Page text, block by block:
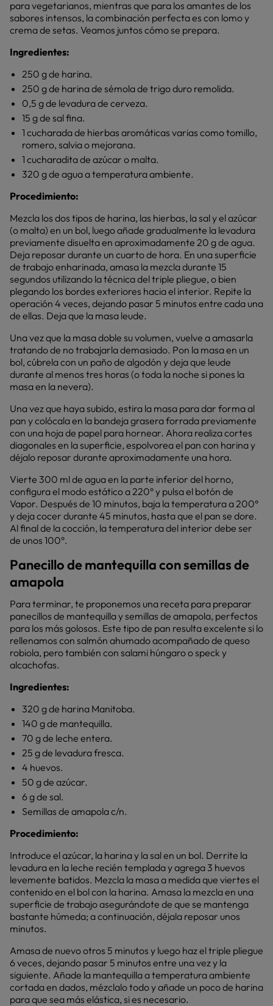
para vegetarianos, mientras que para los amantes de los
sabores intensos, la combinación perfecta es con lomo y
crema de setas. Veamos juntos cómo se prepara.
Ingredientes:
250 g de harina.
250 g de harina de sémola de trigo duro remolida.
0,5 g de levadura de cerveza.
15 g de sal fina.
1 cucharada de hierbas aromáticas varias como tomillo,
romero, salvia o mejorana.
1 cucharadita de azúcar o malta.
320 g de agua a temperatura ambiente.
Procedimiento:
Mezcla los dos tipos de harina, las hierbas, la sal y el azúcar
(o malta) en un bol, luego añade gradualmente la levadura
previamente disuelta en aproximadamente 20 g de agua.
Deja reposar durante un cuarto de hora. En una superficie
de trabajo enharinada, amasa la mezcla durante 15
segundos utilizando la técnica del triple pliegue, o bien
plegando los bordes exteriores hacia el interior. Repite la
operación 4 veces, dejando pasar 5 minutos entre cada una
de ellas. Deja que la masa leude.
Una vez que la masa doble su volumen, vuelve a amasarla
tratando de no trabajarla demasiado. Pon la masa en un
bol, cúbrela con un paño de algodón y deja que leude
durante al menos tres horas (o toda la noche si pones la
masa en la nevera).
Una vez que haya subido, estira la masa para dar forma al
pan y colócala en la bandeja grasera forrada previamente
con una hoja de papel para hornear. Ahora realiza cortes
diagonales en la superficie, espolvorea el pan con harina y
déjalo reposar durante aproximadamente una hora.
Vierte 300 ml de agua en la parte inferior del horno,
configura el modo estático a 220° y pulsa el botón de
Vapor. Después de 10 minutos, baja la temperatura a 200°
y deja cocer durante 45 minutos, hasta que el pan se dore.
Al final de la cocción, la temperatura del interior debe ser
de unos 100°.
Panecillo de mantequilla con semillas de
amapola
Para terminar, te proponemos una receta para preparar
panecillos de mantequilla y semillas de amapola, perfectos
para los más golosos. Este tipo de pan resulta excelente si lo
rellenamos con salmón ahumado acompañado de queso
robiola, pero también con salami húngaro o speck y
alcachofas.
Ingredientes:
320 g de harina Manitoba.
140 g de mantequilla.
70 g de leche entera.
25 g de levadura fresca.
4 huevos.
50 g de azúcar.
6 g de sal.
Semillas de amapola c/n.
Procedimiento:
Introduce el azúcar, la harina y la sal en un bol. Derrite la
levadura en la leche recién templada y agrega 3 huevos
levemente batidos. Mezcla la masa a medida que viertes el
contenido en el bol con la harina. Amasa la mezcla en una
superficie de trabajo asegurándote de que se mantenga
bastante húmeda; a continuación, déjala reposar unos
minutos.
Amasa de nuevo otros 5 minutos y luego haz el triple pliegue
6 veces, dejando pasar 5 minutos entre una vez y la
siguiente. Añade la mantequilla a temperatura ambiente
cortada en dados, mézclalo todo y añade un poco de harina
para que sea más elástica, si es necesario.